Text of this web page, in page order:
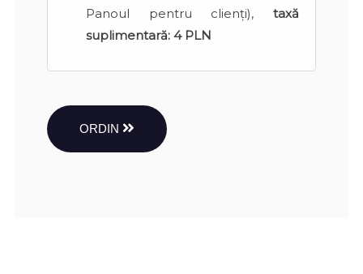
Panoul pentru clienți), taxă
suplimentară: 4 PLN
ORDIN